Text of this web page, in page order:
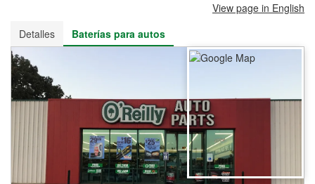
View page in English
Detalles
Baterías para autos